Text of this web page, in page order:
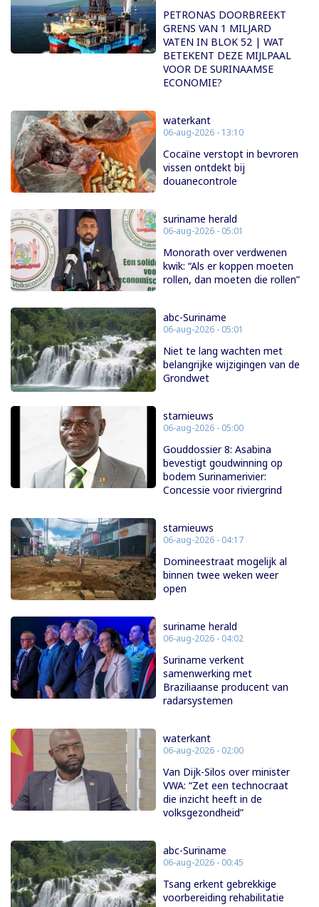
PETRONAS DOORBREEKT
GRENS VAN 1 MILJARD
VATEN IN BLOK 52 | WAT
BETEKENT DEZE MIJLPAAL
VOOR DE SURINAAMSE
ECONOMIE?
waterkant
06-aug-2026 - 13:10
Cocaïne verstopt in bevroren
vissen ontdekt bij
douanecontrole
suriname herald
06-aug-2026 - 05:01
Monorath over verdwenen
kwik: “Als er koppen moeten
rollen, dan moeten die rollen”
abc-Suriname
06-aug-2026 - 05:01
Niet te lang wachten met
belangrijke wijzigingen van de
Grondwet
starnieuws
06-aug-2026 - 05:00
Gouddossier 8: Asabina
bevestigt goudwinning op
bodem Surinamerivier:
Concessie voor riviergrind
starnieuws
06-aug-2026 - 04:17
Domineestraat mogelijk al
binnen twee weken weer
open
suriname herald
06-aug-2026 - 04:02
Suriname verkent
samenwerking met
Braziliaanse producent van
radarsystemen
waterkant
06-aug-2026 - 02:00
Van Dijk-Silos over minister
VWA: “Zet een technocraat
die inzicht heeft in de
volksgezondheid”
abc-Suriname
06-aug-2026 - 00:45
Tsang erkent gebrekkige
voorbereiding rehabilitatie